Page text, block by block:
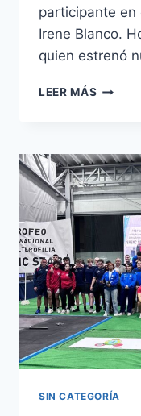
participante en
Irene Blanco.
quien estrenó
LEER MÁS
23
DE
SIN CATEGORÍA